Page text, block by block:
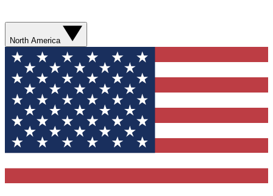
North America